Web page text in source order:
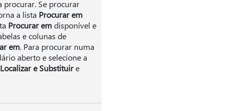
procurar. Se procurar
a lista Procurar em
Procurar emdisponível e
e colunas de
em. Para procurar numa
aberto e selecione a
Localizar e Substituire